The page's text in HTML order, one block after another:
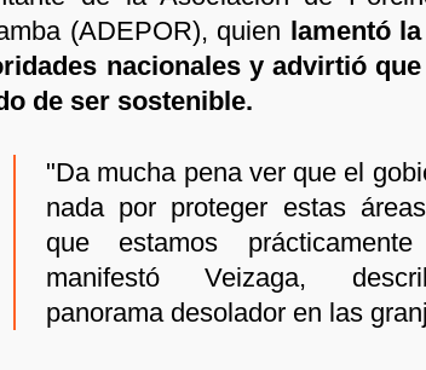
(ADEPOR), quien lamentó
nacionales y advirtió
de ser sostenible.
"Da mucha pena ver que el
nada por proteger estas
que estamos
manifestó Veizaga,
panorama desolador en las